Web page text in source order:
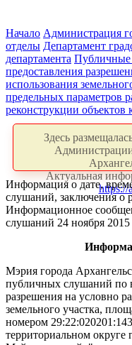
Начало Администрация
отделы Департамент
департамента Публичные
предоставления
использования
предельных параметров
реконструкции объектов
Здесь
Актуальная
https://
Информация о дате,
слушаний, заключения о
Информационное
слушаний 24 ноября 2015
Мэрия города
публичных слушаний по
разрешения на условно
земельного участка,
номером
территориальном округе